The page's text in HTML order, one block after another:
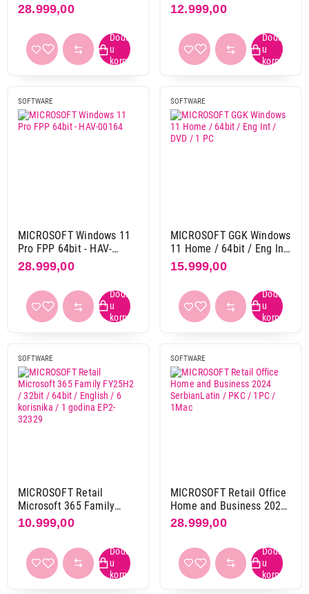
English / PKC / 1PC /
28.999,00
English / PKC / 1PC
12.999,00
SOFTWARE
MICROSOFT Windows 11
Pro FPP 64bit - HAV-
00164
28.999,00
SOFTWARE
MICROSOFT GGK Windows
11 Home / 64bit / Eng Int
/ DVD / 1 PC
15.999,00
SOFTWARE
MICROSOFT Retail
Microsoft 365 Family
FY25H2 / 32bit / 64bit /
English / 6 korisnika / 1
godina EP2-32329
10.999,00
SOFTWARE
MICROSOFT Retail Office
Home and Business 2024
SerbianLatin / PKC / 1PC
28.999,00